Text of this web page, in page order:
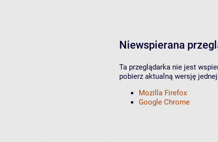
Niewspierana
Ta przeglądarka nie jest
pobierz aktualną wersję
Mozilla Firefox
Google Chrome